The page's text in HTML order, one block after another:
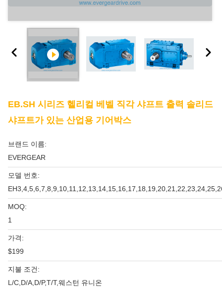
EB.SH 시리즈 헬리컬 베벨 직각 샤프트 출력 솔리드
샤프트가 있는 산업용 기어박스
브랜드 이름:
EVERGEAR
모델 번호:
MOQ:
1
가격:
$199
지불 조건:
L/C,D/A,D/P,T/T,웨스턴 유니온